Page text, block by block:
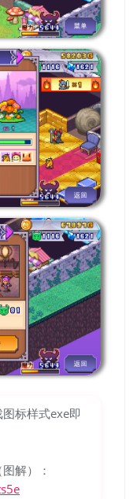
标样式exe即
解）：